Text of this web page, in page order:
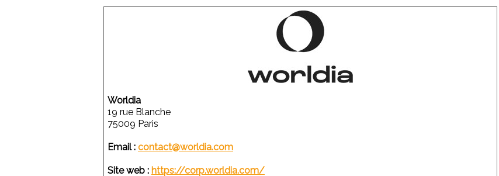
Worldia
19 rue Blanche
75009 Paris
Email : contact@worldia.com
Site web : https://corp.worldia.com/